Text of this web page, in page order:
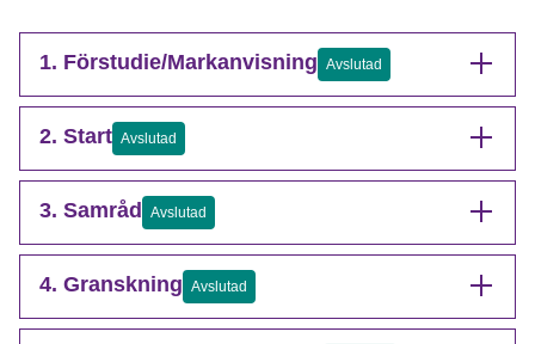
1. Förstudie/Markanvisning Avslutad
2. Start Avslutad
3. Samråd Avslutad
4. Granskning Avslutad